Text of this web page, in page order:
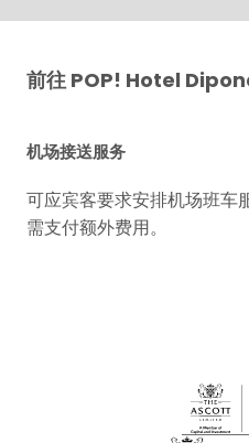
前往 POP! Hotel
机场接送服务
可应宾客要求安排机场班车
需支付额外费用。